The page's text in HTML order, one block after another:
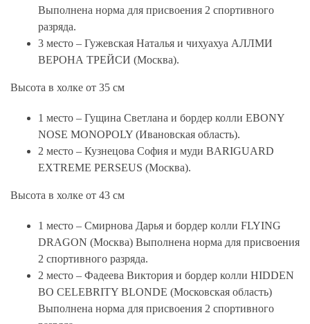
Выполнена норма для присвоения 2 спортивного
разряда.
3 место – Гужевская Наталья и чихуахуа АЛЛМИ
ВЕРОНА ТРЕЙСИ (Москва).
Высота в холке от 35 см
1 место – Гущина Светлана и бордер колли EBONY
NOSE MONOPOLY (Ивановская область).
2 место – Кузнецова София и муди BARIGUARD
EXTREME PERSEUS (Москва).
Высота в холке от 43 см
1 место – Смирнова Дарья и бордер колли FLYING
DRAGON (Москва) Выполнена норма для присвоения
2 спортивного разряда.
2 место – Фадеева Виктория и бордер колли HIDDEN
BO CELEBRITY BLONDE (Московская область)
Выполнена норма для присвоения 2 спортивного